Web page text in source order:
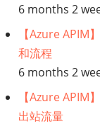
6 months 2
【Azure APIM
和流程
6 months 2
【Azure APIM
出站流量